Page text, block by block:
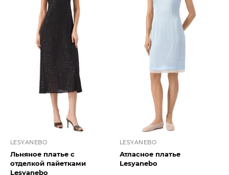
LESYANEBO
Льняное платье с
отделкой пайетками
Lesyanebo
LESYANEBO
Атласное платье
Lesyanebo